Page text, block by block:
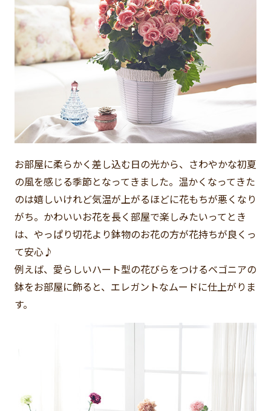
す。
お部屋に柔らかく差し込む日の光から、さわやかな初夏
の風を感じる季節となってきました。温かくなってきた
のは嬉しいけれど気温が上がるほどに花もちが悪くなり
がち。かわいいお花を長く部屋で楽しみたいってとき
は、やっぱり切花より鉢物のお花の方が花持ちが良くっ
て安心♪
例えば、愛らしいハート型の花びらをつけるベゴニアの
鉢をお部屋に飾ると、エレガントなムードに仕上がりま
す。